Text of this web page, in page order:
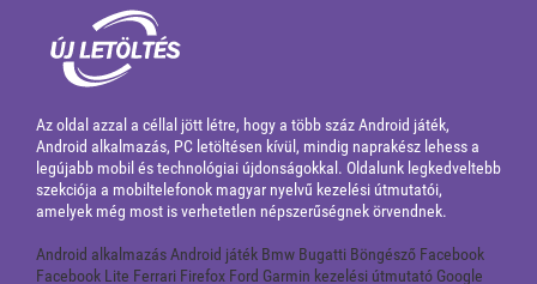
Az oldal azzal a céllal jött létre, hogy a több száz Android játék,
Android alkalmazás, PC letöltésen kívül, mindig naprakész lehess a
legújabb mobil és technológiai újdonságokkal. Oldalunk legkedveltebb
szekciója a mobiltelefonok magyar nyelvű kezelési útmutatói,
amelyek még most is verhetetlen népszerűségnek örvendnek.
Android alkalmazásAndroid játék Bmw Bugatti Böngésző Facebook
Facebook Lite Ferrari Firefox Ford Garmin kezelési útmutató Google